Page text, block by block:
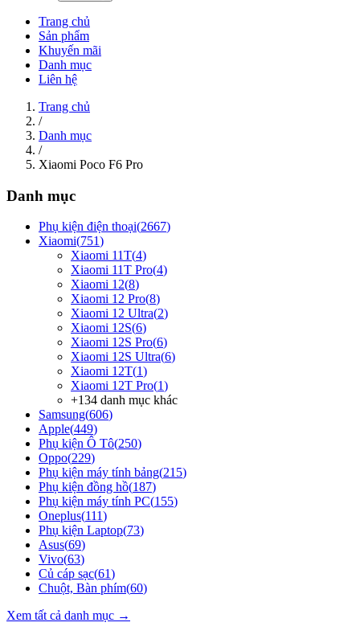
Trang chủ
Sản phẩm
Khuyến mãi
Danh mục
Liên hệ
Trang chủ
/
Danh mục
/
Xiaomi Poco F6 Pro
Danh mục
Phụ kiện điện thoại(2667)
Xiaomi(751)
Xiaomi 11T(4)
Xiaomi 11T Pro(4)
Xiaomi 12(8)
Xiaomi 12 Pro(8)
Xiaomi 12 Ultra(2)
Xiaomi 12S(6)
Xiaomi 12S Pro(6)
Xiaomi 12S Ultra(6)
Xiaomi 12T(1)
Xiaomi 12T Pro(1)
+134 danh mục khác
Samsung(606)
Apple(449)
Phụ kiện Ô Tô(250)
Oppo(229)
Phụ kiện máy tính bảng(215)
Phụ kiện đồng hồ(187)
Phụ kiện máy tính PC(155)
Oneplus(111)
Phụ kiện Laptop(73)
Asus(69)
Vivo(63)
Củ cáp sạc(61)
Chuột, Bàn phím(60)
Xem tất cả danh mục →